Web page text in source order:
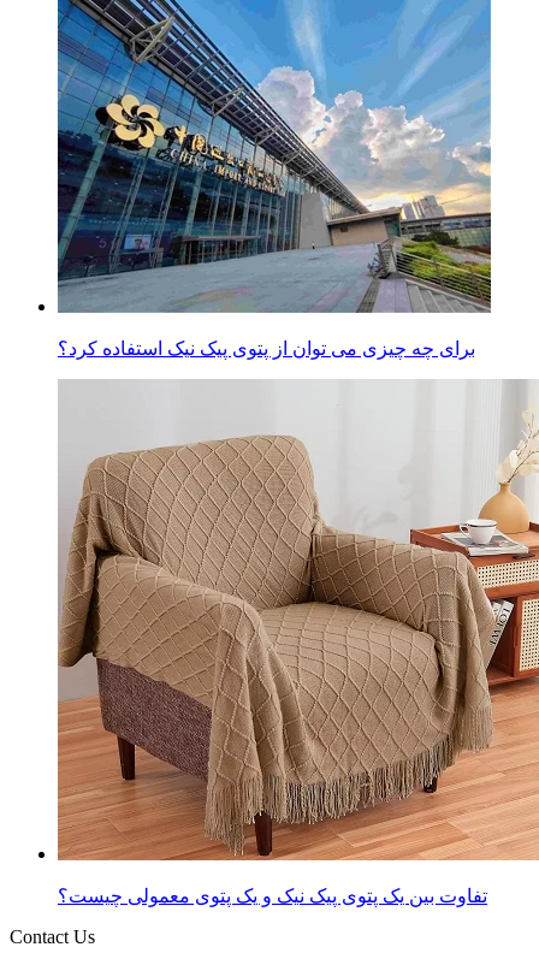
برای چه چیزی می توان از پتوی پیک نیک استفاده کرد؟
تفاوت بین یک پتوی پیک نیک و یک پتوی معمولی چیست؟
Contact Us